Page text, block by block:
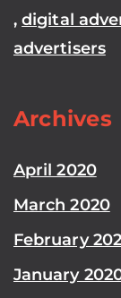
,digital
advertisers
Archives
April 2020
March 2020
February
January